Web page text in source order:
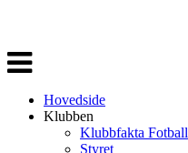
Veksle
navigasjon
Hovedside
Klubben
Klubbfakta Fotball
Styret